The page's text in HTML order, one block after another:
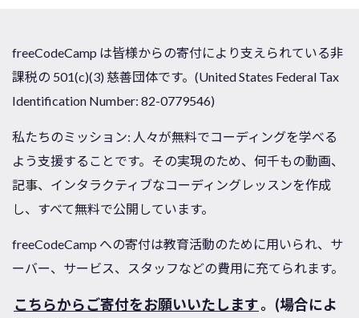
freeCodeCamp は皆様からの寄付により支えられている非
課税の 501(c)(3) 慈善団体です。(United States Federal Tax
Identification Number: 82-0779546)
私たちのミッション: 人々が無料でコーディングを学べる
よう支援することです。その実現のため、何千もの動画、
記事、インタラクティブなコーディングレッスンを作成
し、すべて無料で公開しています。
freeCodeCamp への寄付は教育活動のために用いられ、サ
ーバー、サービス、スタッフなどの費用に充てられます。
こちらからご寄付をお願いいたします。(場合によ